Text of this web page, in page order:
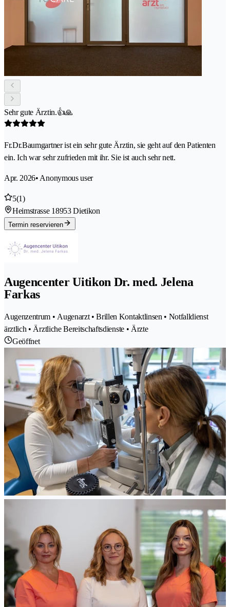
Sehr gute Ärztin.👍🙏
Fr.Dr.Baumgartner ist ein sehr gute Ärztin, sie geht auf den Patienten
ein. Ich war sehr zufrieden mit ihr. Sie ist auch sehr nett.
Apr. 2026• Anonymous user
5(1)
Heimstrasse 18953 Dietikon
Termin reservieren
Augencenter Uitikon Dr. med. Jelena
Farkas
Augenzentrum • Augenarzt • Brillen Kontaktlinsen • Notfalldienst
ärztlich • Ärztliche Bereitschaftsdienste • Ärzte
Geöffnet